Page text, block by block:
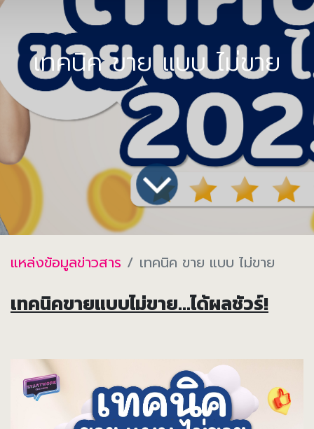
เทคนิค ขาย แบบ ไม่ขาย
แหล่งข้อมูลข่าวสาร เทคนิค ขาย แบบ ไม่ขาย
เทคนิคขายแบบไม่ขาย...ได้ผลชัวร์!